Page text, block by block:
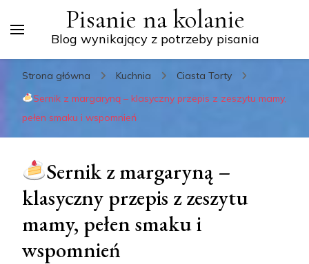
Pisanie na kolanie
Blog wynikający z potrzeby pisania
Strona główna Kuchnia
Ciasta Torty
Sernik z margaryną – klasyczny przepis z zeszytu mamy,
pełen smaku i wspomnień
Sernik z margaryną –
klasyczny przepis z zeszytu
mamy, pełen smaku i
wspomnień